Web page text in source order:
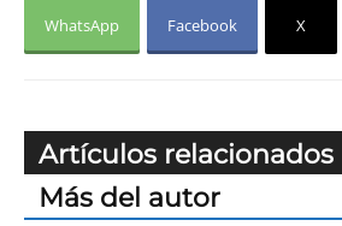
WhatsApp Facebook X
Artículos relacionados
Más del autor